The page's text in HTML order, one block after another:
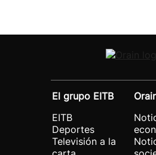
El grupo EITB
EITB
Deportes
Televisión a la